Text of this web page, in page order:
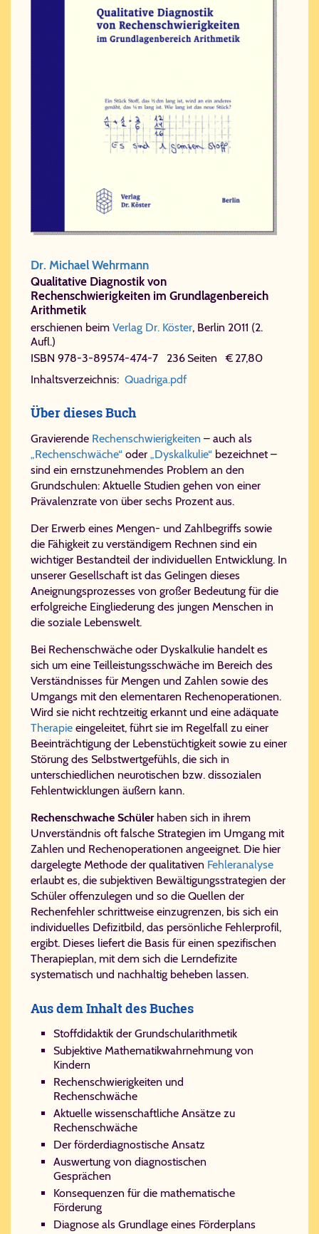
Dr. Michael Wehrmann
Qualitative Diagnostik von
Rechenschwierigkeiten im Grundlagenbereich
Arithmetik
erschienen beim Verlag Dr. Köster, Berlin 2011 (2.
Aufl.)
ISBN 978-​3-​89574-​474-​7 236 Seiten € 27,80
In­halts­ver­zeich­nis: Quadriga.pdf
Über dieses Buch
Gravierende Rechenschwierigkeiten – auch als
„Rechenschwäche“ oder „Dyskalkulie“ bezeichnet –
sind ein ernstzunehmendes Problem an den
Grundschulen: Aktuelle Studien gehen von einer
Prävalenzrate von über sechs Prozent aus.
Der Erwerb eines Mengen- und Zahlbegriffs sowie
die Fähigkeit zu verständigem Rechnen sind ein
wichtiger Bestandteil der individuellen Entwicklung. In
unserer Gesellschaft ist das Gelingen dieses
Aneignungsprozesses von großer Bedeutung für die
erfolgreiche Eingliederung des jungen Menschen in
die soziale Lebenswelt.
Bei Rechenschwäche oder Dyskalkulie handelt es
sich um eine Teilleistungsschwäche im Bereich des
Verständnisses für Mengen und Zahlen sowie des
Umgangs mit den elementaren Rechenoperationen.
Wird sie nicht rechtzeitig erkannt und eine adäquate
Therapie eingeleitet, führt sie im Regelfall zu einer
Beeinträchtigung der Lebenstüchtigkeit sowie zu einer
Störung des Selbstwertgefühls, die sich in
unterschiedlichen neurotischen bzw. dissozialen
Fehlentwicklungen äußern kann.
Rechenschwache Schülerhaben sich in ihrem
Unverständnis oft falsche Strategien im Umgang mit
Zahlen und Rechenoperationen angeeignet. Die hier
dargelegte Methode der qualitativen Fehleranalyse
erlaubt es, die subjektiven Bewältigungsstrategien der
Schüler offenzulegen und so die Quellen der
Rechenfehler schrittweise einzugrenzen, bis sich ein
individuelles Defizitbild, das persönliche Fehlerprofil,
ergibt. Dieses liefert die Basis für einen spezifischen
Therapieplan, mit dem sich die Lerndefizite
systematisch und nachhaltig beheben lassen.
Aus dem Inhalt des Buches
Stoffdidaktik der Grundschularithmetik
Subjektive Mathematikwahrnehmung von
Kindern
Rechenschwierigkeiten und
Rechenschwäche
Aktuelle wissenschaftliche Ansätze zu
Rechenschwäche
Der förderdiagnostische Ansatz
Auswertung von diagnostischen
Gesprächen
Konsequenzen für die mathematische
Förderung
Diagnose als Grundlage eines Förderplans